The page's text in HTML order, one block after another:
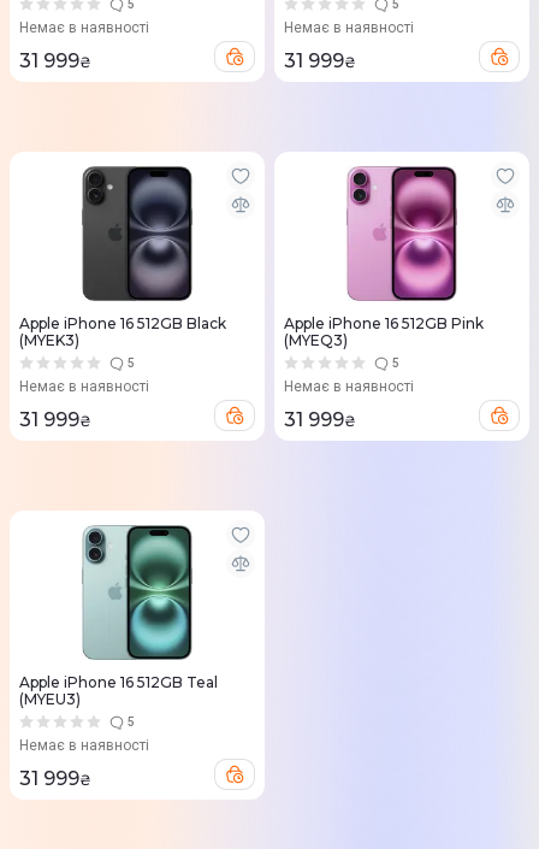
5
Немає в наявності
31 999₴
5
Немає в наявності
31 999₴
Apple iPhone 16 512GB Black
(MYEK3)
5
Немає в наявності
31 999₴
Apple iPhone 16 512GB Pink
(MYEQ3)
5
Немає в наявності
31 999₴
Apple iPhone 16 512GB Teal
(MYEU3)
5
Немає в наявності
31 999₴